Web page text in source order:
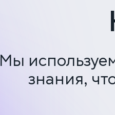
Мы
знания,